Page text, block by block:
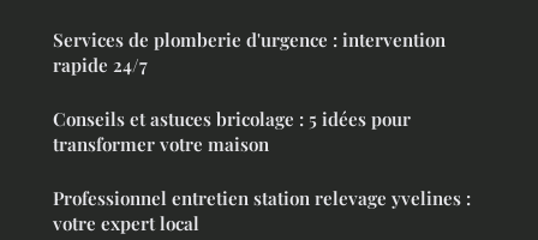
Services de plomberie d'urgence : intervention
rapide 24/7
Conseils et astuces bricolage : 5 idées pour
transformer votre maison
Professionnel entretien station relevage yvelines :
votre expert local